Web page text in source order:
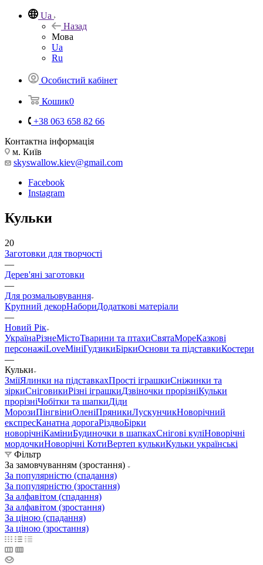
Ua
Назад
Мова
Ua
Ru
Особистий кабінет
Кошик0
+38 063 658 82 66
Контактна інформація
м. Київ
skyswallow.kiev@gmail.com
Facebook
Instagram
Кульки
20
Заготовки для творчості
—
Дерев'яні заготовки
—
Для розмальовування
Крупний декорНабориДодаткові матеріали
—
Новий Рік
УкраїнаРізнеМістоТварини та птахиСвятаМореКазкові
персонажіLoveМініГудзикиБіркиОснови та підставкиКостери
—
Кульки
ЗміїЯлинки на підставкахПрості іграшкиСніжинки та
зіркиСніговикиРізні іграшкиДзвіночки прорізніКульки
прорізніЧобітки та шапкиДіди
МорозиПінгвіниОленіПряникиЛускунчикНоворічний
експресКанатна дорогаРіздвоБірки
новорічніКаміниБудиночки в шапкахСнігові куліНоворічні
мордочкиНоворічні КотиВертеп кулькиКульки українські
Фільтр
За замовчуванням (зростання)
За популярністю (спадання)
За популярністю (зростання)
За алфавітом (спадання)
За алфавітом (зростання)
За ціною (спадання)
За ціною (зростання)